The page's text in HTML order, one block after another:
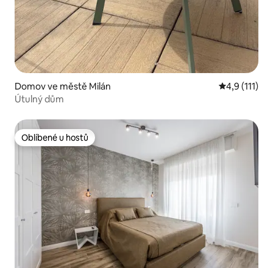
Domov ve městě Milán Průměrné
4,9 (111)
Útulný dům
Oblíbené u hostů
Oblíbené u hostů